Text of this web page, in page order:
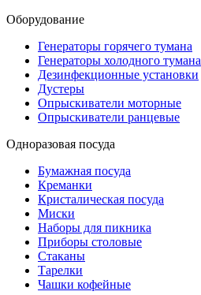
Оборудование
Генераторы горячего тумана
Генераторы холодного тумана
Дезинфекционные установки
Дустеры
Опрыскиватели моторные
Опрыскиватели ранцевые
Одноразовая посуда
Бумажная посуда
Креманки
Кристалическая посуда
Миски
Наборы для пикника
Приборы столовые
Стаканы
Тарелки
Чашки кофейные